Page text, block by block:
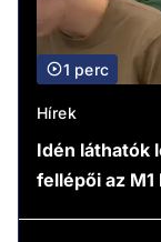
1 perc
Hírek
Idén láthatók
fellépői az